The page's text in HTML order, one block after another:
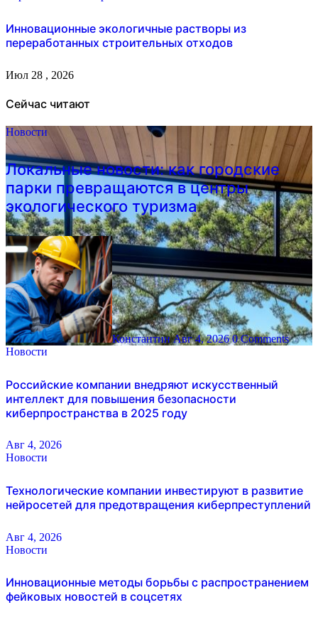
Инновационные экологичные растворы из
переработанных строительных отходов
Июл 28 , 2026
Сейчас читают
Новости
Локальные новости: как городские
парки превращаются в центры
экологического туризма
КонстантинАвг 4, 2026 0 Comments
Новости
Российские компании внедряют искусственный
интеллект для повышения безопасности
киберпространства в 2025 году
Авг 4, 2026
Новости
Технологические компании инвестируют в развитие
нейросетей для предотвращения киберпреступлений
Авг 4, 2026
Новости
Инновационные методы борьбы с распространением
фейковых новостей в соцсетях